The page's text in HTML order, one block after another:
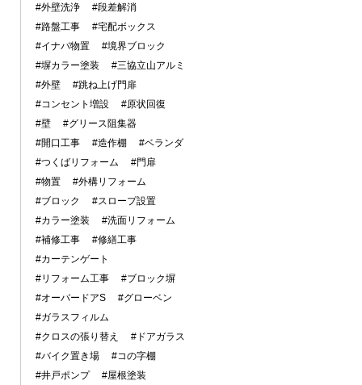
#外壁洗浄
#段差解消
#路盤工事
#宅配ボックス
#イナバ物置
#境界ブロック
#塀カラー塗装
#三協立山アルミ
#外壁
#跳ね上げ門扉
#コンセント増設
#原状回復
#壁
#グリース阻集器
#開口工事
#造作棚
#ベランダ
#つくばリフォーム
#門扉
#物置
#外構リフォーム
#ブロック
#スロープ設置
#カラー塗装
#洗面リフォーム
#補修工事
#修繕工事
#カーテンゲート
#リフォーム工事
#ブロック塀
#オーバードアS
#グローベン
#ガラスフィルム
#クロスの張り替え
#ドアガラス
#バイク置き場
#コの字棚
#井戸ポンプ
#屋根塗装